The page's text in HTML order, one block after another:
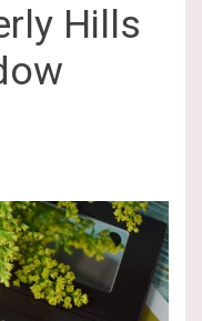
Hills